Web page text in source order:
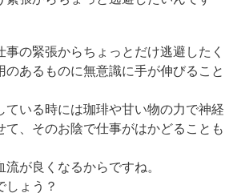
事の緊張からちょっとだけ逃避したく
のあるものに無意識に手が伸びること
ている時には珈琲や甘い物の力で神経
て、そのお陰で仕事がはかどることも
が良くなるからですね。
しょう？